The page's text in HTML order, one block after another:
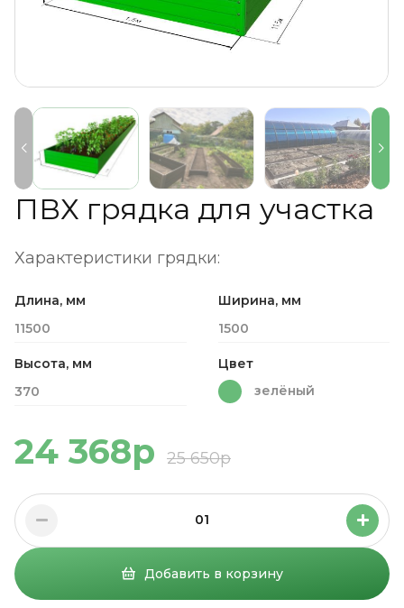
ПВХ грядка для участка
Характеристики грядки:
Длина, мм
11500
Ширина, мм
1500
Высота, мм
370
Цвет
зелёный
24 368р 25 650р
01
Добавить в корзину